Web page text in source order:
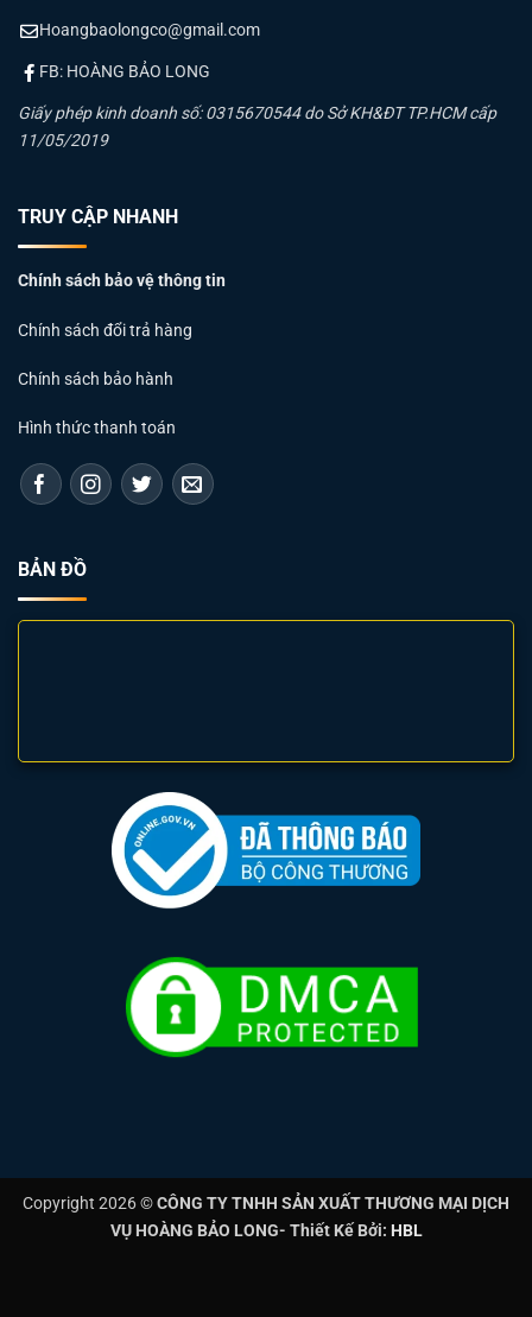
Hoangbaolongco@gmail.com
FB: HOÀNG BẢO LONG
Giấy phép kinh doanh số: 0315670544 do Sở KH&ĐT TP.HCM cấp
11/05/2019
TRUY CẬP NHANH
Chính sách bảo vệ thông tin
Chính sách đổi trả hàng
Chính sách bảo hành
Hình thức thanh toán
BẢN ĐỒ
Copyright 2026 ©CÔNG TY TNHH SẢN XUẤT THƯƠNG MẠI DỊCH
VỤ HOÀNG BẢO LONG- Thiết Kế Bởi: HBL